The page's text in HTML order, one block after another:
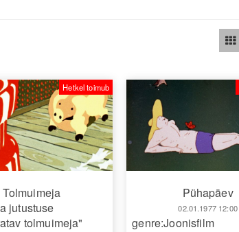
Tolmuimeja
jutustuse
tolmuimeja"
Hetkel toimub
Pühapäev
02.01.1977 12:00
genre:Joonisfilm